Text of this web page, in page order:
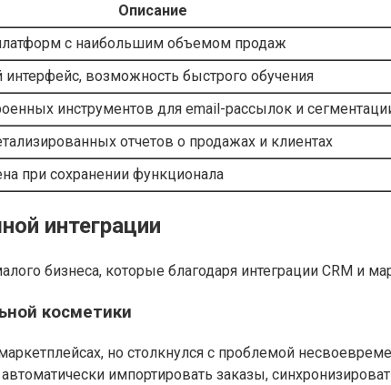
Описание
с наибольшим объемом продаж
возможность быстрого обучения
инструментов для email-рассылок и
отчетов о продажах и клиентах
при сохранении функционала
интеграции
бизнеса, которые благодаря интеграции CRM и
косметики
но столкнулся с проблемой
импортировать заказы,